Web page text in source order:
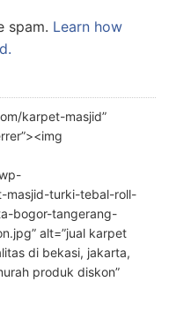
spam. Learn how
karpet-masjid”
masjid-turki-tebal-roll-
bogor-tangerang-
alt=”jual karpet
di bekasi, jakarta,
produk diskon”